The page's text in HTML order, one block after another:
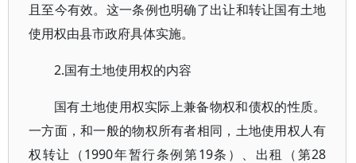
且至今有效。这一条例也明确了出让和转让国有土地
使用权由县市政府具体实施。
2.国有土地使用权的内容
国有土地使用权实际上兼备物权和债权的性质。
一方面，和一般的物权所有者相同，土地使用权人有
权转让（1990年暂行条例第19条）、出租（第28